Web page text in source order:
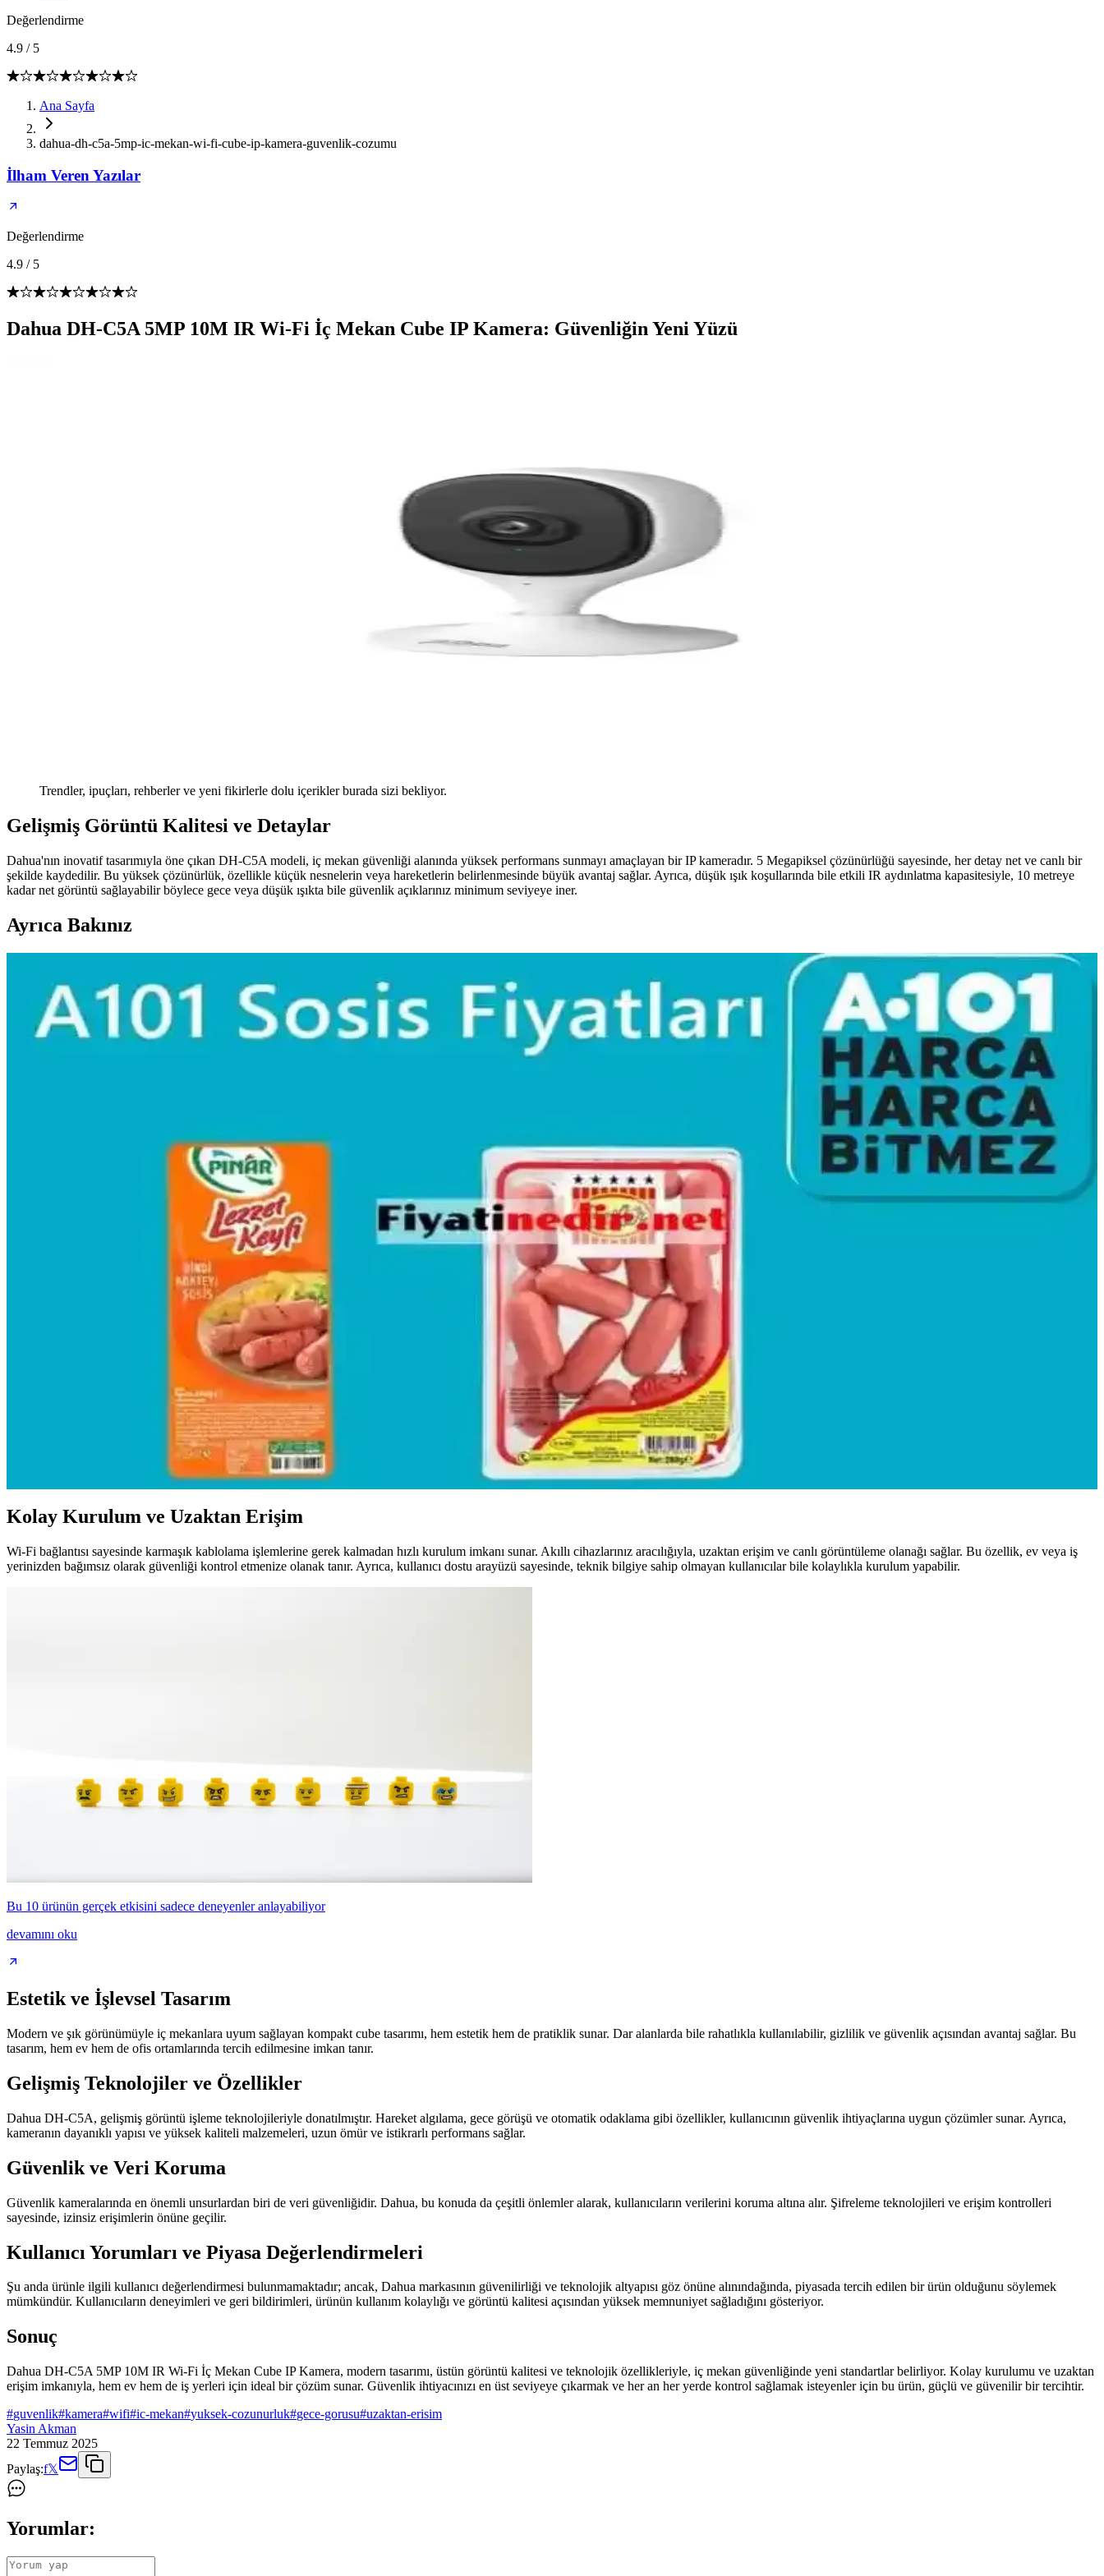
Değerlendirme
4.9 / 5
Ana Sayfa
dahua-dh-c5a-5mp-ic-mekan-wi-fi-cube-ip-kamera-guvenlik-cozumu
İlham Veren Yazılar
Değerlendirme
4.9 / 5
Dahua DH-C5A 5MP 10M IR Wi-Fi İç Mekan Cube IP Kamera: Güvenliğin Yeni Yüzü
Trendler, ipuçları, rehberler ve yeni fikirlerle dolu içerikler burada sizi bekliyor.
Gelişmiş Görüntü Kalitesi ve Detaylar
Dahua'nın inovatif tasarımıyla öne çıkan DH-C5A modeli, iç mekan güvenliği alanında yüksek performans sunmayı amaçlayan bir IP kameradır. 5 Megapiksel çözünürlüğü sayesinde, her detay net ve canlı bir
şekilde kaydedilir. Bu yüksek çözünürlük, özellikle küçük nesnelerin veya hareketlerin belirlenmesinde büyük avantaj sağlar. Ayrıca, düşük ışık koşullarında bile etkili IR aydınlatma kapasitesiyle, 10 metreye
kadar net görüntü sağlayabilir böylece gece veya düşük ışıkta bile güvenlik açıklarınız minimum seviyeye iner.
Ayrıca Bakınız
Yapışmaz Tava Kullanımı: Sağlık, Güvenlik ve Çevresel Etkilerin Detaylı İncelemesi
Yapışmaz tavalar doğru kullanıldığında güvenlidir ancak kaplama zarar görürse sağlık riski oluşur. Üretim sürecindeki kimyasallar çevreye zarar verir. Alternatif malzemeler daha dayanıklı ve çevreci seçenekler
sunar.
Mandolin, sebzeleri hızlı ve eşit dilimlemek için kullanılır. Patates cipsi, lahana salatası gibi tariflerde tercih edilir. Keskin yapısı nedeniyle koruyucu ekipmanla dikkatli kullanılmalıdır.
Bebek Mama Sandalyesi Almanın Avantajları ve Ekonomik Seçenekler Üzerine Analiz
Bebek mama sandalyeleri, güvenlik ve ebeveyn rahatlığı sağlar. Ekonomik modeller ve ikinci el seçenekler, uzun vadeli kullanım için pratik çözümler sunar. Doğru seçim bebeğin konforunu artırır.
Temu Uygulaması ve Günümüz Alışveriş Alışkanlıklarındaki Yeri Analizi
Temu, geniş ürün yelpazesi ve uygun fiyatlarıyla modern alışveriş alışkanlıklarını şekillendiren dijital platformdur. Kullanıcı dostu arayüzü ve güvenlik önlemleriyle öne çıkar.
İkea Aktivite Önlüğü: Çocuklar İçin Güvenli ve Konforlu Kullanım Seçenekleri
İkea'nın aktivite önlükleri, su geçirmez, kolay temizlenebilir ve hareket özgürlüğü sağlayan tasarımlarıyla çocukların aktivitelerini güvenli ve konforlu hale getirir.
Baidu'nun Çin Dijital Dünyasındaki Yeri ve Hizmetleri Analizi
Baidu, Çin'in lider arama motoru olarak geniş hizmetleri ve kullanıcı odaklı yaklaşımıyla dijital dünyada önemli bir rol oynuyor.
A101 Marketleri ve Sosis Fiyatları Güncel Durum ve Güvenlik Önlemleri Hakkında Bilgi
A101 marketleri ve sosis fiyatları hakkında güncel bilgiler, fiyat aralıkları ve güvenlik önlemleri ile ilgili detaylar, tüketicilerin bilinçli alışveriş yapmasını sağlar.
Kolay Kurulum ve Uzaktan Erişim
Wi-Fi bağlantısı sayesinde karmaşık kablolama işlemlerine gerek kalmadan hızlı kurulum imkanı sunar. Akıllı cihazlarınız aracılığıyla, uzaktan erişim ve canlı görüntüleme olanağı sağlar. Bu özellik, ev veya iş
yerinizden bağımsız olarak güvenliği kontrol etmenize olanak tanır. Ayrıca, kullanıcı dostu arayüzü sayesinde, teknik bilgiye sahip olmayan kullanıcılar bile kolaylıkla kurulum yapabilir.
Bu 10 ürünün gerçek etkisini sadece deneyenler anlayabiliyor
devamını oku
Estetik ve İşlevsel Tasarım
Modern ve şık görünümüyle iç mekanlara uyum sağlayan kompakt cube tasarımı, hem estetik hem de pratiklik sunar. Dar alanlarda bile rahatlıkla kullanılabilir, gizlilik ve güvenlik açısından avantaj sağlar. Bu
tasarım, hem ev hem de ofis ortamlarında tercih edilmesine imkan tanır.
Gelişmiş Teknolojiler ve Özellikler
Dahua DH-C5A, gelişmiş görüntü işleme teknolojileriyle donatılmıştır. Hareket algılama, gece görüşü ve otomatik odaklama gibi özellikler, kullanıcının güvenlik ihtiyaçlarına uygun çözümler sunar. Ayrıca,
kameranın dayanıklı yapısı ve yüksek kaliteli malzemeleri, uzun ömür ve istikrarlı performans sağlar.
Güvenlik ve Veri Koruma
Güvenlik kameralarında en önemli unsurlardan biri de veri güvenliğidir. Dahua, bu konuda da çeşitli önlemler alarak, kullanıcıların verilerini koruma altına alır. Şifreleme teknolojileri ve erişim kontrolleri
sayesinde, izinsiz erişimlerin önüne geçilir.
Kullanıcı Yorumları ve Piyasa Değerlendirmeleri
Şu anda ürünle ilgili kullanıcı değerlendirmesi bulunmamaktadır; ancak, Dahua markasının güvenilirliği ve teknolojik altyapısı göz önüne alınındağında, piyasada tercih edilen bir ürün olduğunu söylemek
mümkündür. Kullanıcıların deneyimleri ve geri bildirimleri, ürünün kullanım kolaylığı ve görüntü kalitesi açısından yüksek memnuniyet sağladığını gösteriyor.
Sonuç
Dahua DH-C5A 5MP 10M IR Wi-Fi İç Mekan Cube IP Kamera, modern tasarımı, üstün görüntü kalitesi ve teknolojik özellikleriyle, iç mekan güvenliğinde yeni standartlar belirliyor. Kolay kurulumu ve uzaktan
erişim imkanıyla, hem ev hem de iş yerleri için ideal bir çözüm sunar. Güvenlik ihtiyacınızı en üst seviyeye çıkarmak ve her an her yerde kontrol sağlamak isteyenler için bu ürün, güçlü ve güvenilir bir tercihtir.
#guvenlik#kamera#wifi#ic-mekan#yuksek-cozunurluk#gece-gorusu#uzaktan-erisim
Yasin Akman
22 Temmuz 2025
Paylaş:f𝕏
Yorumlar: